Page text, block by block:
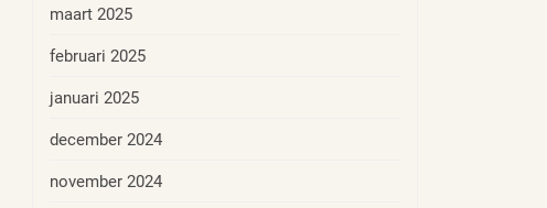
maart 2025
februari 2025
januari 2025
december 2024
november 2024